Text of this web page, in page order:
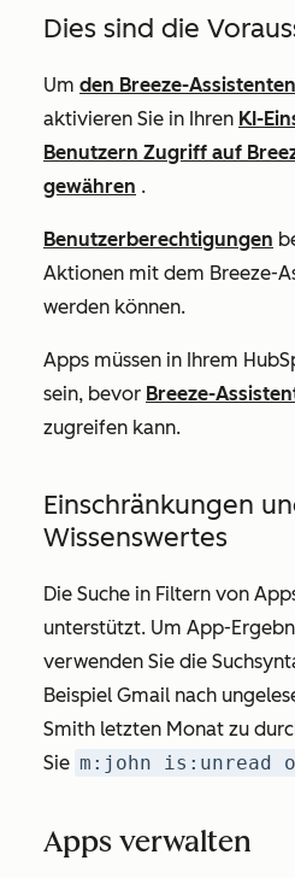
Dies sind die
Um den Breeze-Assistenten
aktivieren Sie in Ihren KI-
Benutzern Zugriff auf
gewähren .
Benutzerberechtigungen
Aktionen mit dem Breeze-
werden können.
Apps müssen in Ihrem
sein, bevor Breeze-
zugreifen kann.
Einschränkungen
Wissenswertes
Die Suche in Filtern von
unterstützt. Um App-
verwenden Sie die
Beispiel Gmail nach
Smith letzten Monat zu
Sie m:john is:unread
Apps verwalten